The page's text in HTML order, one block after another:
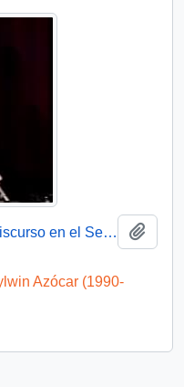
Presidente Aylwin pronuncia discurso en el Seminario La Democracia Combate la Corrupción: video
Azócar (1990-